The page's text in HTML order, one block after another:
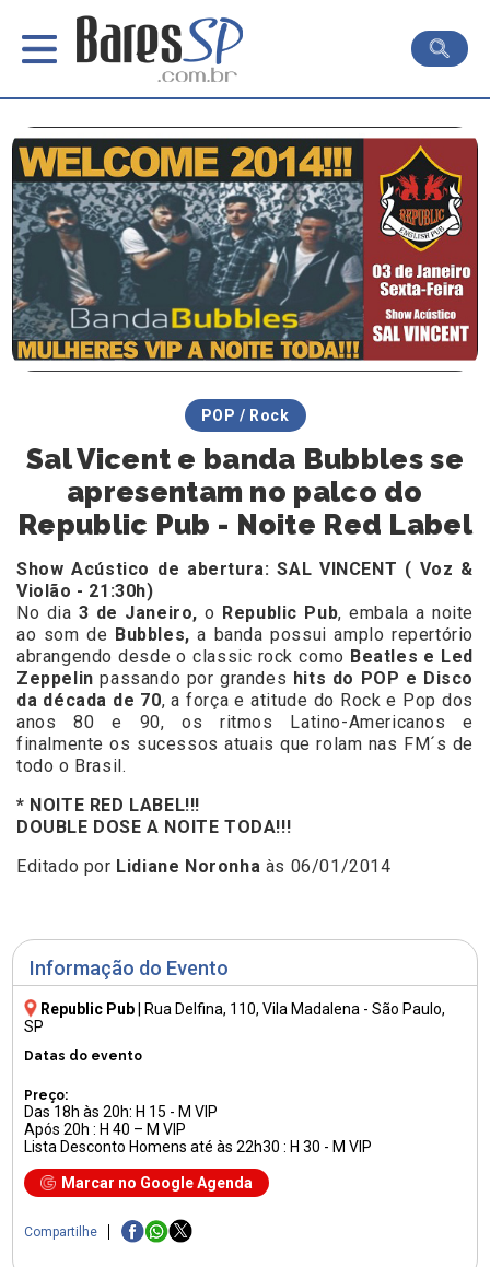
Informação do Evento
Republic Pub Rua Delfina, 110, Vila Madalena - São Paulo,
SP
Datas do evento
Preço:
Das 18h às 20h: H 15 - M VIP
Após 20h : H 40 – M VIP
Lista Desconto Homens até às 22h30 : H 30 - M VIP
Marcar no Google Agenda
Compartilhe
POP / Rock
Sal Vicent e banda Bubbles se
apresentam no palco do
Republic Pub - Noite Red Label
Show Acústico de abertura: SAL VINCENT ( Voz &
Violão - 21:30h)
No dia 3 de Janeiro, o Republic Pub, embala a noite
ao som de Bubbles, a banda possui amplo repertório
abrangendo desde o classic rock como Beatles e Led
Zeppelin passando por grandes hits do POP e Disco
da década de 70, a força e atitude do Rock e Pop dos
anos 80 e 90, os ritmos Latino-Americanos e
finalmente os sucessos atuais que rolam nas FM´s de
todo o Brasil.
* NOITE RED LABEL!!!
DOUBLE DOSE A NOITE TODA!!!
Editado por Lidiane Noronha às 06/01/2014